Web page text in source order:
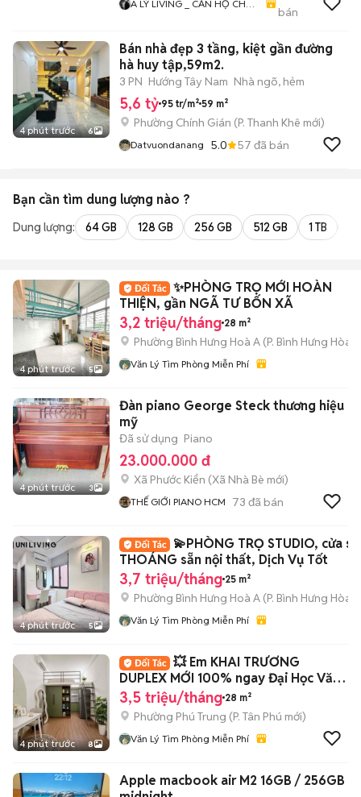
A LÝ LIVING _ CĂN HỘ CHO
CHUNG CƯ - NHÀ Ở
bán
4 phút trước 6
Bán nhà đẹp 3 tầng, kiệt gần đường
hà huy tập,59m2.
3 PN Hướng Tây Nam Nhà ngõ, hẻm
5,6 tỷ 95 tr/m² 59 m²
Phường Chính Gián (P. Thanh Khê mới)
Datvuondanang 5.0 57 đã bán
Bạn cần tìm dung lượng nào ?
Dung lượng: 64 GB 128 GB 256 GB 512 GB 1 TB
4 phút trước 5
✨PHÒNG TRỌ MỚI HOÀN
THIỆN, gần NGÃ TƯ BỐN XÃ
3,2 triệu/tháng 28 m²
Phường Bình Hưng Hoà A (P. Bình Hưng Hòa
Văn Lý Tìm Phòng Miễn Phí
4 phút trước 3
Đàn piano George Steck thương hiệu
mỹ
Đã sử dụng Piano
23.000.000 đ
Xã Phước Kiển (Xã Nhà Bè mới)
THẾ GIỚI PIANO HCM 73 đã bán
4 phút trước 5
💫PHÒNG TRỌ STUDIO, cửa sổ
THOÁNG sẵn nội thất, Dịch Vụ Tốt
3,7 triệu/tháng 25 m²
Phường Bình Hưng Hoà A (P. Bình Hưng Hòa
Văn Lý Tìm Phòng Miễn Phí
4 phút trước 8
💥 Em KHAI TRƯƠNG
DUPLEX MỚI 100% ngay Đại Học Văn
Hiến
3,5 triệu/tháng 28 m²
Phường Phú Trung (P. Tân Phú mới)
Văn Lý Tìm Phòng Miễn Phí
Apple macbook air M2 16GB / 256GB